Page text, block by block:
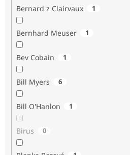
Bernard z Clairvaux 1
Bernhard Meuser 1
Bev Cobain 1
Bill Myers 6
Bill O'Hanlon 1
Birus 0